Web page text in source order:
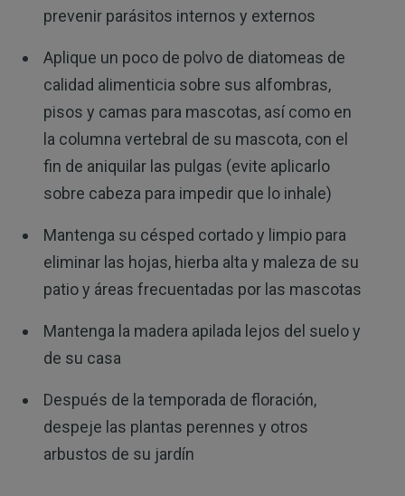
prevenir parásitos internos y externos
Aplique un poco de polvo de diatomeas de
calidad alimenticia sobre sus alfombras,
pisos y camas para mascotas, así como en
la columna vertebral de su mascota, con el
fin de aniquilar las pulgas (evite aplicarlo
sobre cabeza para impedir que lo inhale)
Mantenga su césped cortado y limpio para
eliminar las hojas, hierba alta y maleza de su
patio y áreas frecuentadas por las mascotas
Mantenga la madera apilada lejos del suelo y
de su casa
Después de la temporada de floración,
despeje las plantas perennes y otros
arbustos de su jardín